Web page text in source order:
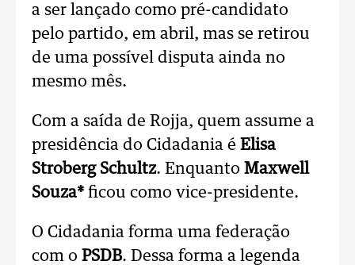
a ser lançado como pré-candidato
pelo partido, em abril, mas se retirou
de uma possível disputa ainda no
mesmo mês.
Com a saída de Rojja, quem assume a
presidência do Cidadania é Elisa
Stroberg Schultz. Enquanto Maxwell
Souza* ficou como vice-presidente.
O Cidadania forma uma federação
com o PSDB. Dessa forma a legenda